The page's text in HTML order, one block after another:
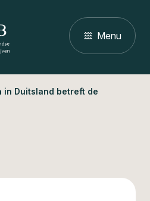
Menu
Close
in Duitsland betreft de